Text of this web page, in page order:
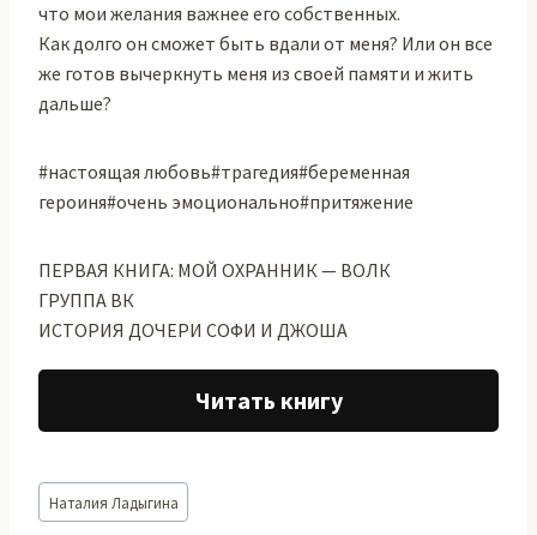
что мои желания важнее его собственных.
Как долго он сможет быть вдали от меня? Или он все
же готов вычеркнуть меня из своей памяти и жить
дальше?
#настоящая любовь#трагедия#беременная
героиня#очень эмоционально#притяжение
ПЕРВАЯ КНИГА: МОЙ ОХРАННИК — ВОЛК
ГРУППА ВК
ИСТОРИЯ ДОЧЕРИ СОФИ И ДЖОША
Читать книгу
Метки
записи:
Наталия Ладыгина